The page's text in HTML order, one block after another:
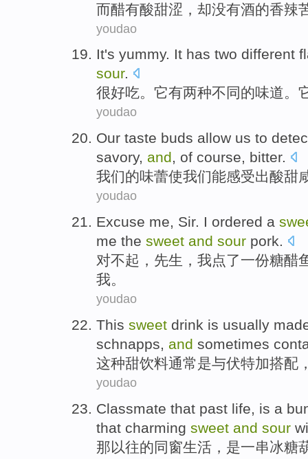
而醋有酸甜涩 ， 却没有酒的香辣
youdao
It's yummy. It has two different
sour.
很好吃。 它有两种不同的味道。
youdao
Our taste buds allow us to
savory, and, of course, bitter.
我们的味蕾使我们能感受出酸甜
youdao
Excuse me, Sir. I ordered a
me the sweet and sour pork.
对不起 ， 先生 ， 我点了一份糖醋
我。
youdao
This sweet drink is usually
schnapps, and sometimes
这种甜饮料通常是与伏特加搭配
youdao
Classmate that past life is a
that charming sweet and sour
那以往的同窗生活 ， 是一串冰糖